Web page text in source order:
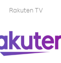
Rakuten TV